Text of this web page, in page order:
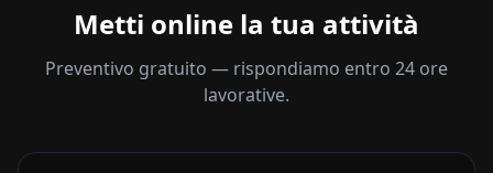
Metti online la tua attività
Preventivo gratuito — rispondiamo entro 24 ore
lavorative.